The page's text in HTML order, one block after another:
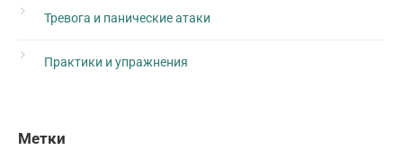
Тревога и панические атаки
Практики и упражнения
Метки